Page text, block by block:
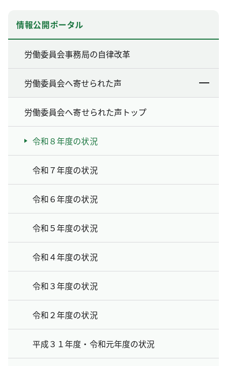
情報公開ポータル
労働委員会事務局の自律改革
労働委員会へ寄せられた声
労働委員会へ寄せられた声トップ
令和８年度の状況
令和７年度の状況
令和６年度の状況
令和５年度の状況
令和４年度の状況
令和３年度の状況
令和２年度の状況
平成３１年度・令和元年度の状況